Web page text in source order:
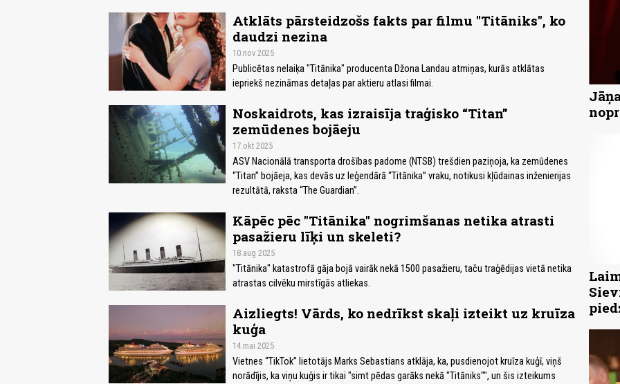
Atklāts pārsteidzošs fakts par filmu "Titāniks", ko
daudzi nezina
10.nov 2025
Publicētas nelaiķa "Titānika" producenta Džona Landau atmiņas, kurās atklātas
iepriekš nezināmas detaļas par aktieru atlasi filmai.
Noskaidrots, kas izraisīja traģisko “Titan”
zemūdenes bojāeju
17.okt 2025
ASV Nacionālā transporta drošības padome (NTSB) trešdien paziņoja, ka zemūdenes
“Titan” bojāeja, kas devās uz leģendārā “Titānika” vraku, notikusi kļūdainas inženierijas
rezultātā, raksta “The Guardian”.
Kāpēc pēc "Titānika" nogrimšanas netika atrasti
pasažieru līķi un skeleti?
18.aug 2025
"Titānika" katastrofā gāja bojā vairāk nekā 1500 pasažieru, taču traģēdijas vietā netika
atrastas cilvēku mirstīgās atliekas.
Aizliegts! Vārds, ko nedrīkst skaļi izteikt uz kruīza
kuģa
14.mai 2025
Vietnes “TikTok” lietotājs Marks Sebastians atklāja, ka, pusdienojot kruīza kuģī, viņš
norādījis, ka viņu kuģis ir tikai "simt pēdas garāks nekā "Titāniks"", un šis izteikums